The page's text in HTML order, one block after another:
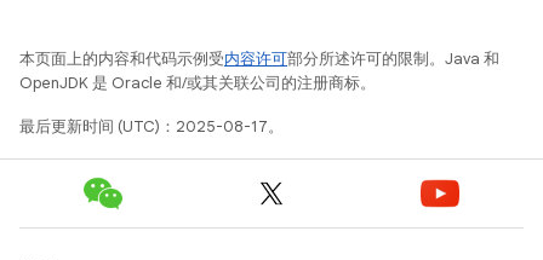
本页面上的内容和代码示例受内容许可部分所述许可的限制。Java 和
OpenJDK 是 Oracle 和/或其关联公司的注册商标。
最后更新时间 (UTC)：2025-08-17。